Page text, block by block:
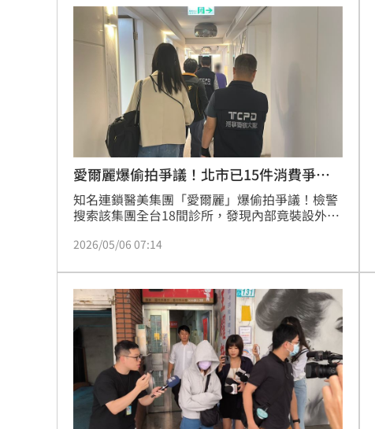
之個人隱私」，但檢警似乎不買帳再度有動作，
由檢方帶隊再對4家分店進行搜索，並將4店長依
證人身分帶回偵訊，並拘提創辦人兼總裁常如山
到案說明，經檢察官偵
愛爾麗爆偷拍爭議！北市已15件消費爭議
案
知名連鎖醫美集團「愛爾麗」爆偷拍爭議！檢警
搜索該集團全台18間診所，發現內部竟裝設外觀
府法務局表示，本案偵辦中，如有患者於診療期
診所負責人請求賠償。（賴俊佑）
2026/05/06 07:14